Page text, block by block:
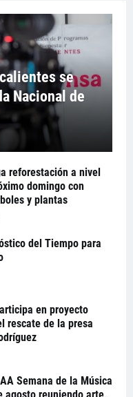
se
Nacional de
reforestación a nivel
domingo con
y plantas
del Tiempo para
en proyecto
rescate de la presa
Semana de la Música